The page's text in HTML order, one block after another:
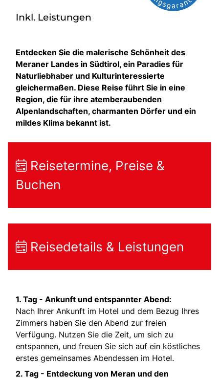
Inkl. Leistungen
Entdecken Sie die malerische Schönheit des
Meraner Landes in Südtirol, ein Paradies für
Naturliebhaber und Kulturinteressierte
gleichermaßen. Diese Reise führt Sie in eine
Region, die für ihre atemberaubenden
Alpenlandschaften, charmanten Dörfer und ein
mildes Klima bekannt ist.
Reisetermine, Preise &
Buchen
Reisedetails & Leistungen
1. Tag - Ankunft und entspannter Abend:
Nach Ihrer Ankunft im Hotel und dem Bezug Ihres
Zimmers haben Sie den Abend zur freien
Verfügung. Nutzen Sie die Zeit, um sich zu
entspannen, und freuen Sie sich auf ein köstliches
erstes gemeinsames Abendessen im Hotel.
2. Tag - Entdeckung von Meran und den